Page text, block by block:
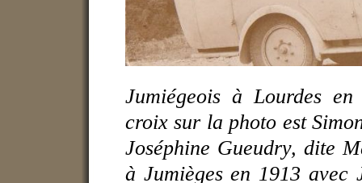
Jumiégeois à Lourdes
croix sur la photo est
Joséphine Gueudry, dite
à Jumièges en 1913